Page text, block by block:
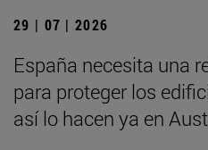
29 | 07 | 2026
España necesita una
para proteger los
así lo hacen ya en